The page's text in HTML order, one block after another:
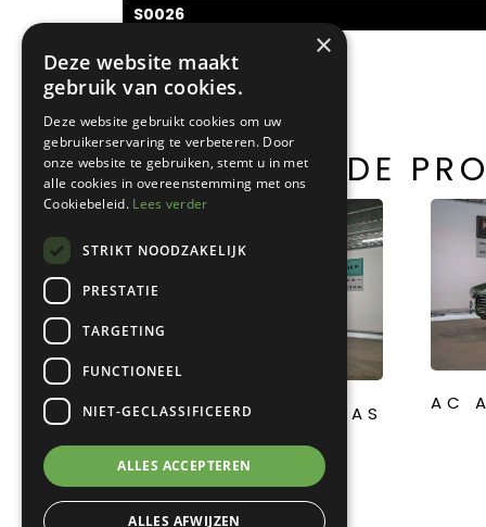
S0026
GERELATEERDE
CITROËN DS23 PALLAS AC
×
Deze website maakt
gebruik van cookies.
Deze website gebruikt cookies om uw
gebruikerservaring te verbeteren. Door
onze website te gebruiken, stemt u in met
alle cookies in overeenstemming met ons
Cookiebeleid. Lees verder
STRIKT NOODZAKELIJK
PRESTATIE
TARGETING
FUNCTIONEEL
NIET-GECLASSIFICEERD
ALLES ACCEPTEREN
ALLES AFWIJZEN